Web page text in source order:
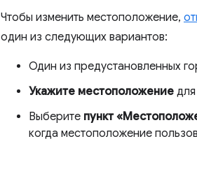
Чтобы изменить местоположение,
один из следующих вариантов:
Один из предустановленных
Укажите местоположение
Выберите пункт
когда местоположение